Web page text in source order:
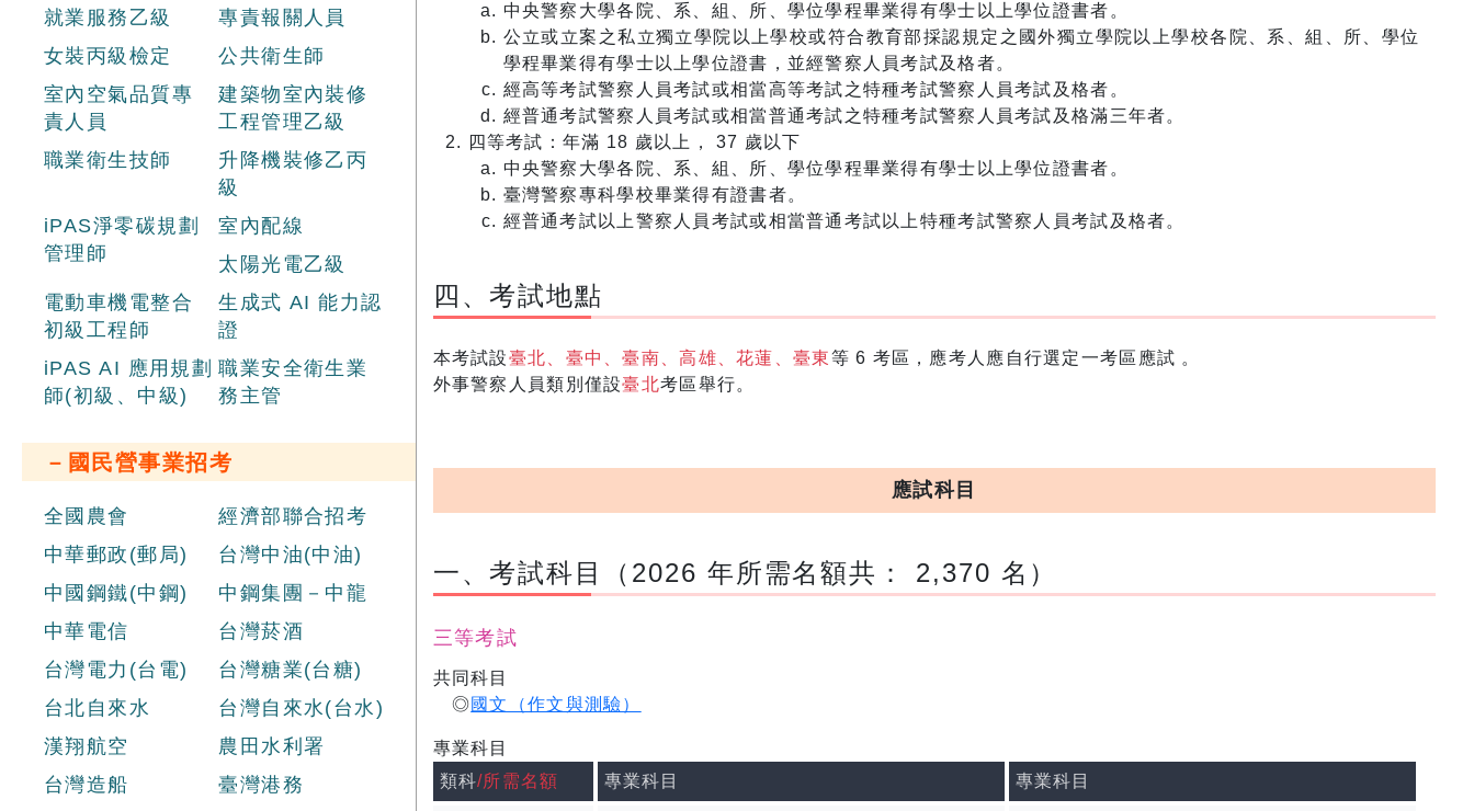
就業服務乙級
專責報關人員
女裝丙級檢定
公共衛生師
室內空氣品質專
責人員
建築物室內裝修
工程管理乙級
職業衛生技師
升降機裝修乙丙
級
iPAS淨零碳規劃
管理師
室內配線
太陽光電乙級
電動車機電整合
初級工程師
生成式 AI 能力認
證
iPAS AI 應用規劃
師(初級、中級)
職業安全衛生業
務主管
－國民營事業招考
全國農會
經濟部聯合招考
中華郵政(郵局)
台灣中油(中油)
中國鋼鐵(中鋼)
中鋼集團－中龍
中華電信
台灣菸酒
台灣電力(台電)
台灣糖業(台糖)
台北自來水
台灣自來水(台水)
漢翔航空
農田水利署
台灣造船
臺灣港務
中央警察大學各院、系、組、所、學位學程畢業得有學士以上學位證書者。
公立或立案之私立獨立學院以上學校或符合教育部採認規定之國外獨立學院以上學校各院、系、組、所、學位
學程畢業得有學士以上學位證書，並經警察人員考試及格者。
經高等考試警察人員考試或相當高等考試之特種考試警察人員考試及格者。
經普通考試警察人員考試或相當普通考試之特種考試警察人員考試及格滿三年者。
四等考試：年滿 18 歲以上， 37 歲以下
中央警察大學各院、系、組、所、學位學程畢業得有學士以上學位證書者。
臺灣警察專科學校畢業得有證書者。
經普通考試以上警察人員考試或相當普通考試以上特種考試警察人員考試及格者。
四、考試地點
本考試設臺北、臺中、臺南、高雄、花蓮、臺東等 6 考區，應考人應自行選定一考區應試 。
外事警察人員類別僅設臺北考區舉行。
應試科目
一、考試科目 （2026 年所需名額共： 2,370 名）
三等考試
共同科目
◎國文（作文與測驗）
專業科目
類科/所需名額 專業科目 專業科目